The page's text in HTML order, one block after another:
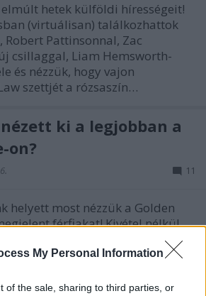
My Personal Information
of the sale, sharing to third parties, or
hetek külföldi hírességeit!
(virtuálisan) találkozhattok
Pattinsonnal, Zac
csillaggal, Liam Hemsworth-
és nézzük, hogy vajon
szettjét a rózsaszín…
ki a legjobban a
on?
11
helyett most nézzük a Golden
férfiakat! Kivétel nélkül
az alkalomnak megfelelően jelent
öltönyt vett fel. Az eltérések